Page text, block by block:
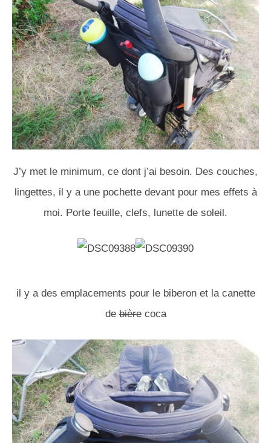
J’y met le minimum, ce dont j’ai besoin. Des couches,
lingettes, il y a une pochette devant pour mes effets à
moi. Porte feuille, clefs, lunette de soleil.
il y a des emplacements pour le biberon et la canette
debièrecoca